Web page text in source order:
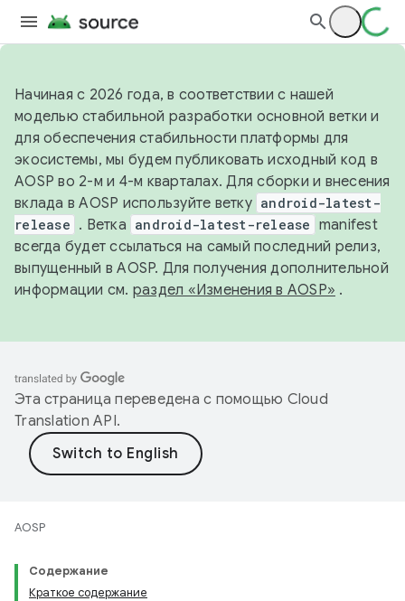
Начиная с 2026 года, в соответствии с нашей
моделью стабильной разработки основной ветки и
для обеспечения стабильности платформы для
экосистемы, мы будем публиковать исходный код в
AOSP во 2-м и 4-м кварталах. Для сборки и внесения
вклада в AOSP используйте ветку android-latest-
release . Ветка android-latest-release manifest
всегда будет ссылаться на самый последний релиз,
выпущенный в AOSP. Для получения дополнительной
информации см. раздел «Изменения в AOSP» .
Эта страница переведена с помощью Cloud
Translation API.
AOSP
Содержание
Краткое содержание